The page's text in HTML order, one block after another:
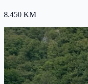
8.450 KM